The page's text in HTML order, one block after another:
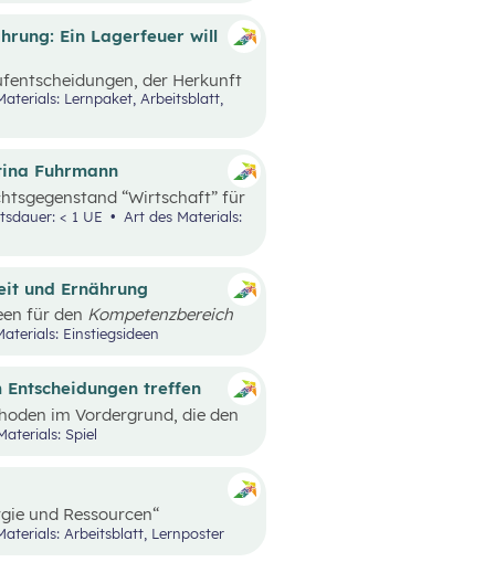
treffen
im Vordergrund, die den
zu stellen. Spielerisch erleben
wie sich
Spiel
Ein Lagerfeuer will
der Herkunft
Ernährung sowie
ist rund um das
und Ernährung
für den Kompetenzbereich
Ernährung“
Einstiegsideen
und Ressourcen“
und Beispielen,
besprochen wurden,
Arbeitsblatt, Lernposter
Fuhrmann
“Wirtschaft” für
konzipiert. Wirtschaft
Mittelpunkt.
< 1 UE